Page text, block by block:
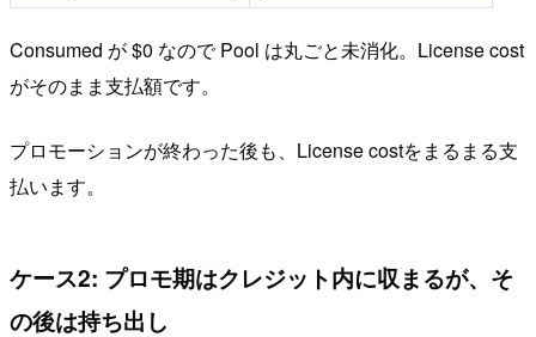
Consumed が $0 なので Pool は丸ごと未消化。License cost
がそのまま支払額です。
プロモーションが終わった後も、License costをまるまる支
払います。
ケース2: プロモ期はクレジット内に収まるが、そ
の後は持ち出し